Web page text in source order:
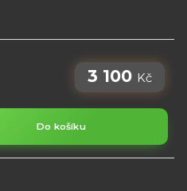
3 100 Kč
Do košíku